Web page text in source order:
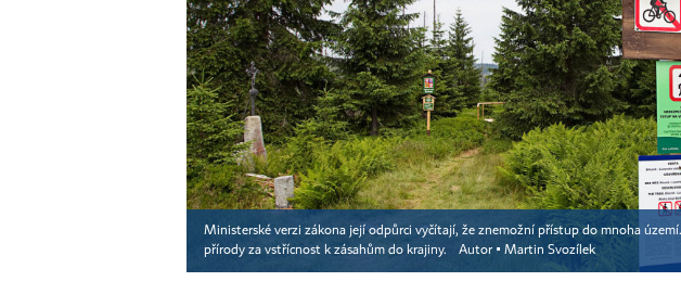
Ministerské verzi zákona její odpůrci vyčítají, že znemožní přístup do mnoha
přírody za vstřícnost k zásahům do krajiny.
Autor ▪ Martin Svozílek